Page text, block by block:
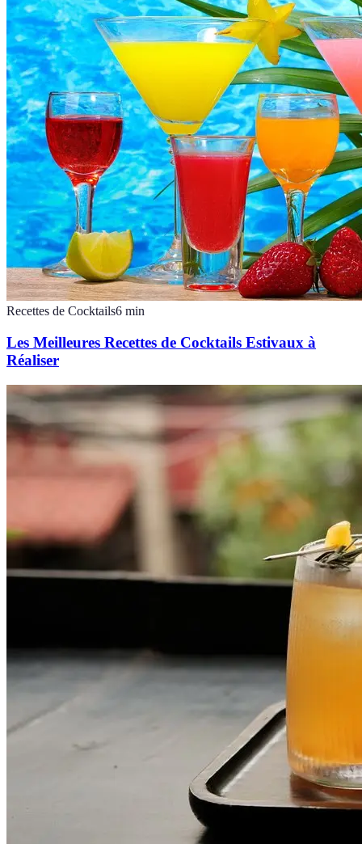
Recettes de Cocktails6 min
Les Meilleures Recettes de Cocktails Estivaux à
Réaliser